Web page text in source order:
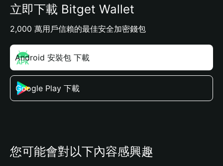
立即下載 Bitget Wallet
2,000 萬用戶信賴的最佳安全加密錢包
Android 安裝包 下載
Google Play 下載
您可能會對以下內容感興趣